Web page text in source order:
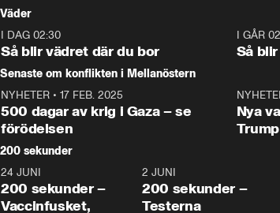
tonårsutvisningarna och hur
Moderaterna ska locka
väljare till valet i höst.
Väder
I DAG 02:30
Så blir vädret där du bor
I GÅR
Så
Senaste om konflikten i Mellanöstern
NYHETER • 17 FEB. 2025
500 dagar av krig i Gaza – se
förödelsen
Nya
Trump
200 sekunder
5:00
24 JUNI
200 sekunder –
Vaccinfusket,
2 JUNI
200 sekunder –
Testerna